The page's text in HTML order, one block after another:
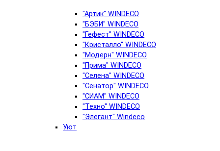
"Артик" WINDECO
"БЭБИ" WINDECO
"Гефест" WINDECO
"Кристалло" WINDECO
"Модерн" WINDECO
"Прима" WINDECO
"Селена" WINDECO
"Сенатор" WINDECO
"СИАМ" WINDECO
"Техно" WINDECO
"Элегант" Windeco
Уют